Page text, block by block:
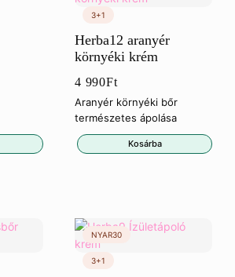
Herba12 aranyér
környéki krém
4 990Ft
Aranyér környéki bőr
természetes ápolása
Kosárba